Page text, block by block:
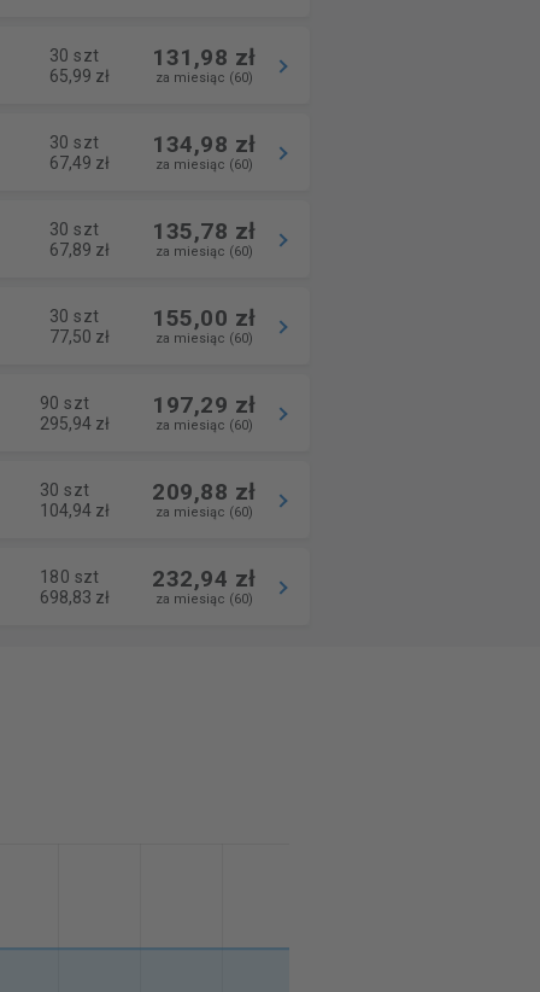
30 szt
65,99 zł
131,98 zł
za miesiąc (60)
30 szt
67,49 zł
134,98 zł
za miesiąc (60)
30 szt
67,89 zł
135,78 zł
za miesiąc (60)
30 szt
77,50 zł
155,00 zł
za miesiąc (60)
90 szt
295,94 zł
197,29 zł
za miesiąc (60)
30 szt
104,94 zł
209,88 zł
za miesiąc (60)
180 szt
698,83 zł
232,94 zł
za miesiąc (60)